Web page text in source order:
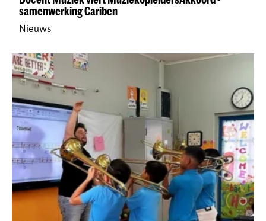
samenwerking Cariben
Nieuws